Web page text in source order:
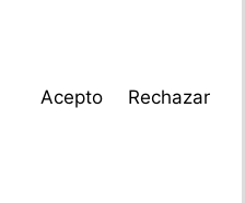
Acepto Rechazar